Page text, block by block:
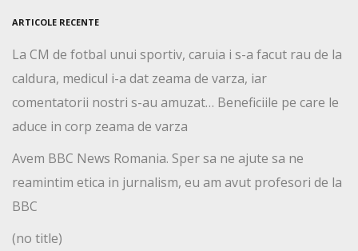
ARTICOLE RECENTE
La CM de fotbal unui sportiv, caruia i s-a facut rau de la
caldura, medicul i-a dat zeama de varza, iar
comentatorii nostri s-au amuzat… Beneficiile pe care le
aduce in corp zeama de varza
Avem BBC News Romania. Sper sa ne ajute sa ne
reamintim etica in jurnalism, eu am avut profesori de la
BBC
(no title)